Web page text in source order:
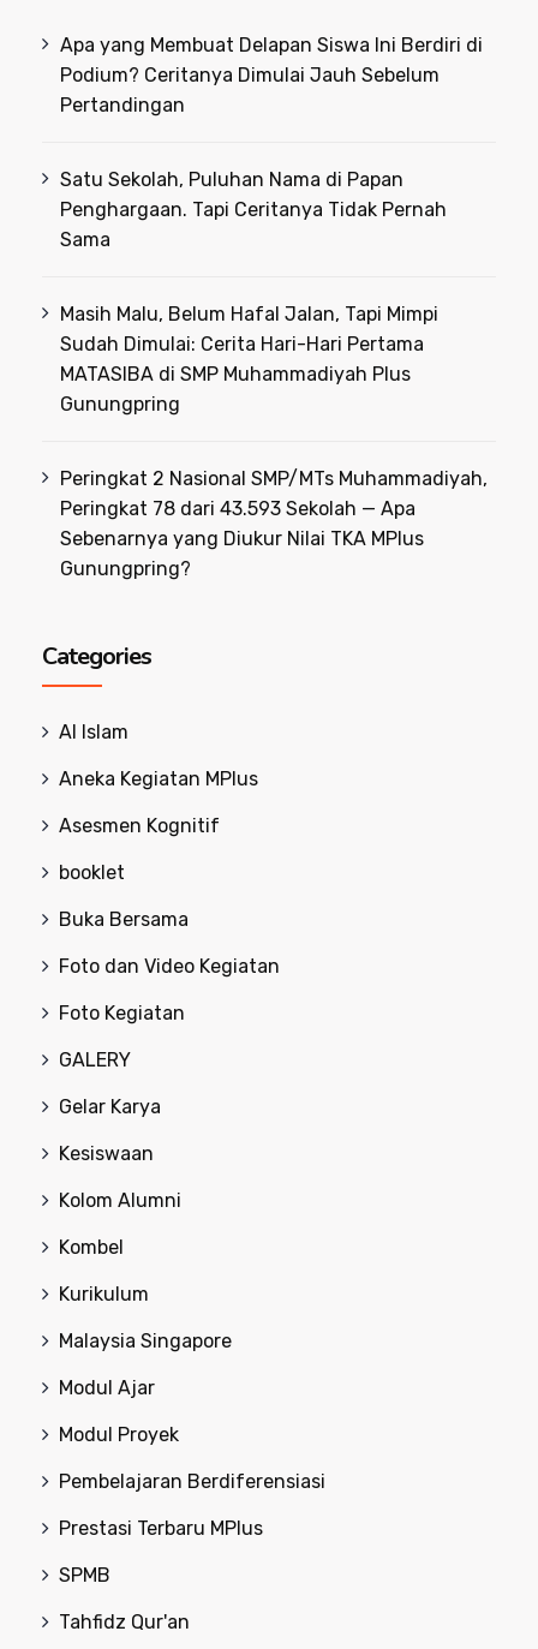
Apa yang Membuat Delapan Siswa Ini Berdiri di
Podium? Ceritanya Dimulai Jauh Sebelum
Pertandingan
Satu Sekolah, Puluhan Nama di Papan
Penghargaan. Tapi Ceritanya Tidak Pernah
Sama
Masih Malu, Belum Hafal Jalan, Tapi Mimpi
Sudah Dimulai: Cerita Hari-Hari Pertama
MATASIBA di SMP Muhammadiyah Plus
Gunungpring
Peringkat 2 Nasional SMP/MTs Muhammadiyah,
Peringkat 78 dari 43.593 Sekolah — Apa
Sebenarnya yang Diukur Nilai TKA MPlus
Gunungpring?
Categories
Al Islam
Aneka Kegiatan MPlus
Asesmen Kognitif
booklet
Buka Bersama
Foto dan Video Kegiatan
Foto Kegiatan
GALERY
Gelar Karya
Kesiswaan
Kolom Alumni
Kombel
Kurikulum
Malaysia Singapore
Modul Ajar
Modul Proyek
Pembelajaran Berdiferensiasi
Prestasi Terbaru MPlus
SPMB
Tahfidz Qur'an